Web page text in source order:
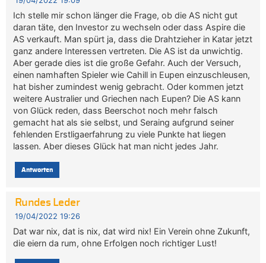
Ich stelle mir schon länger die Frage, ob die AS nicht gut
daran täte, den Investor zu wechseln oder dass Aspire die
AS verkauft. Man spürt ja, dass die Drahtzieher in Katar jetzt
ganz andere Interessen vertreten. Die AS ist da unwichtig.
Aber gerade dies ist die große Gefahr. Auch der Versuch,
einen namhaften Spieler wie Cahill in Eupen einzuschleusen,
hat bisher zumindest wenig gebracht. Oder kommen jetzt
weitere Australier und Griechen nach Eupen? Die AS kann
von Glück reden, dass Beerschot noch mehr falsch
gemacht hat als sie selbst, und Seraing aufgrund seiner
fehlenden Erstligaerfahrung zu viele Punkte hat liegen
lassen. Aber dieses Glück hat man nicht jedes Jahr.
Antworten
Rundes Leder
19/04/2022 19:26
Dat war nix, dat is nix, dat wird nix! Ein Verein ohne Zukunft,
die eiern da rum, ohne Erfolgen noch richtiger Lust!